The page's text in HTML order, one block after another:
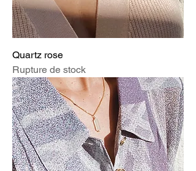
Quartz rose
Rupture de stock